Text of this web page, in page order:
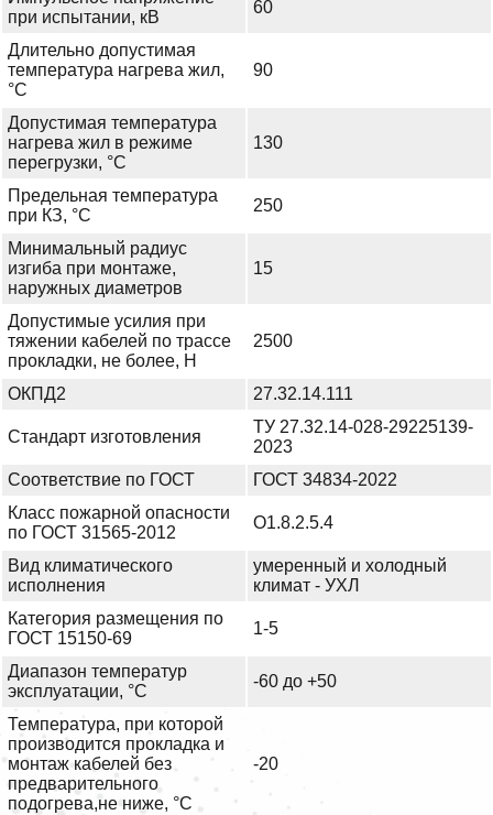
при испытании, кВ
60
Длительно допустимая
температура нагрева жил,
°С
90
Допустимая температура
нагрева жил в режиме
перегрузки, °С
130
Предельная температура
при КЗ, °С
250
Минимальный радиус
изгиба при монтаже,
наружных диаметров
15
Допустимые усилия при
тяжении кабелей по трассе
прокладки, не более, Н
2500
ОКПД2 27.32.14.111
Стандарт изготовления
ТУ 27.32.14-028-29225139-
2023
Соответствие по ГОСТ
ГОСТ 34834-2022
Класс пожарной опасности
по ГОСТ 31565-2012
О1.8.2.5.4
Вид климатического
исполнения
умеренный и холодный
климат - УХЛ
Категория размещения по
ГОСТ 15150-69
1-5
Диапазон температур
эксплуатации, °С
-60 до +50
Температура, при которой
производится прокладка и
монтаж кабелей без
предварительного
подогрева,не ниже, °С
-20